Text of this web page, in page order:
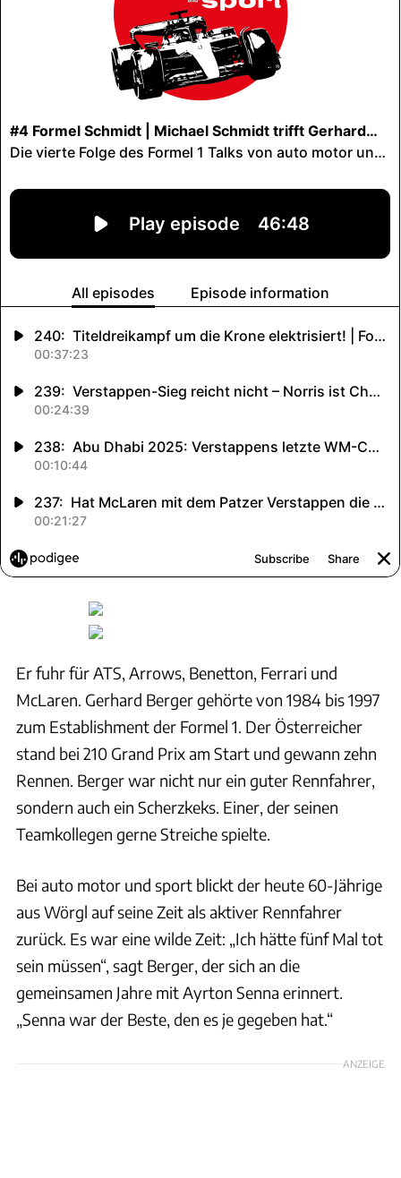
Er fuhr für ATS, Arrows, Benetton, Ferrari und
McLaren. Gerhard Berger gehörte von 1984 bis 1997
zum Establishment der Formel 1. Der Österreicher
stand bei 210 Grand Prix am Start und gewann zehn
Rennen. Berger war nicht nur ein guter Rennfahrer,
sondern auch ein Scherzkeks. Einer, der seinen
Teamkollegen gerne Streiche spielte.
Bei auto motor und sport blickt der heute 60-Jährige
aus Wörgl auf seine Zeit als aktiver Rennfahrer
zurück. Es war eine wilde Zeit: „Ich hätte fünf Mal tot
sein müssen“, sagt Berger, der sich an die
gemeinsamen Jahre mit Ayrton Senna erinnert.
„Senna war der Beste, den es je gegeben hat.“
ANZEIGE